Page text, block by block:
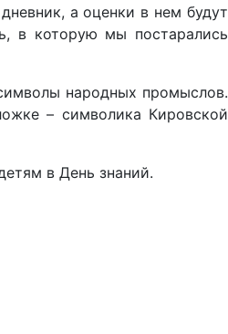
а оценки в нем будут
в которую мы постарались
народных промыслов.
– символика Кировской
в День знаний.